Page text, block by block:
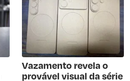
Vazamento revela o
provável visual da série